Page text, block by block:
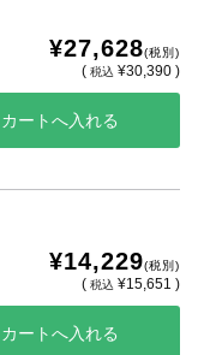
¥27,628(税別)
(税込 ¥30,390 )
¥14,229(税別)
(税込 ¥15,651 )